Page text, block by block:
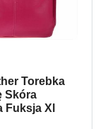
Torebka
Skóra
Fuksja Xl